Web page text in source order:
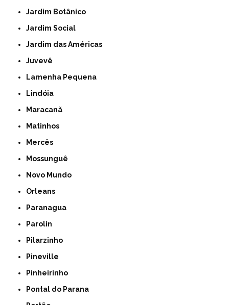
Jardim Botânico
Jardim Social
Jardim das Américas
Juvevê
Lamenha Pequena
Lindóia
Maracanã
Matinhos
Mercês
Mossunguê
Novo Mundo
Orleans
Paranagua
Parolin
Pilarzinho
Pineville
Pinheirinho
Pontal do Parana